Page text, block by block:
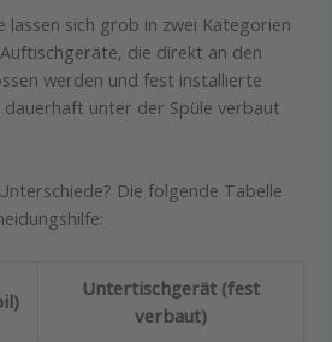
lassen sich grob in zwei Kategorien
die direkt an den
werden und fest installierte
unter der Spüle verbaut
Die folgende Tabelle
Untertischgerät (fest
verbaut)